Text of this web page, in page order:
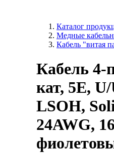
Каталог
Медные
Кабель "витая
Кабель 4-
кат, 5E,
LSOH,
24AWG,